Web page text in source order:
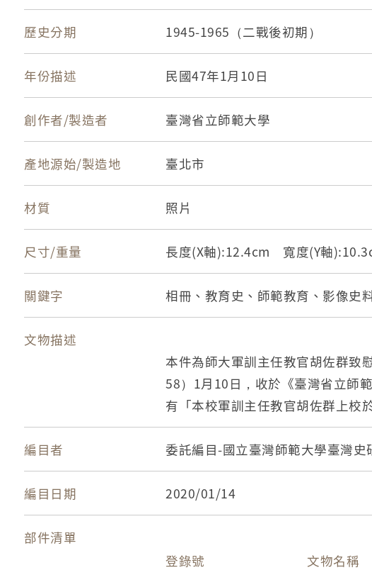
歷史分期 1945-1965（二戰後初期）
年份描述 民國47年1月10日
創作者/製造者 臺灣省立師範大學
產地源始/製造地 臺北市
材質 照片
尺寸/重量 長度(X軸):12.4cm 寬度(Y軸
關鍵字 相冊、教育史、師範教育、影像史
文物描述
本件為師大軍訓主任教官胡佐群致
58）1月10日，收於《臺灣省立師
有「本校軍訓主任教官胡佐群上校
說明。
編目者
委託編目-國立臺灣師範大學臺灣史
編目日期 2020/01/14
部件清單
登錄號
文物名稱